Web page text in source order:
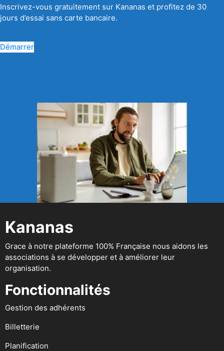
Inscrivez-vous gratuitement sur Kananas et profitez de 30
jours d’essai sans carte bancaire.
Démarrer
Kananas
Grace à notre plateforme 100% Française nous aidons les
associations à se développer et à améliorer leur
organisation.
Fonctionnalités
Gestion des adhérents
Billetterie
Planification